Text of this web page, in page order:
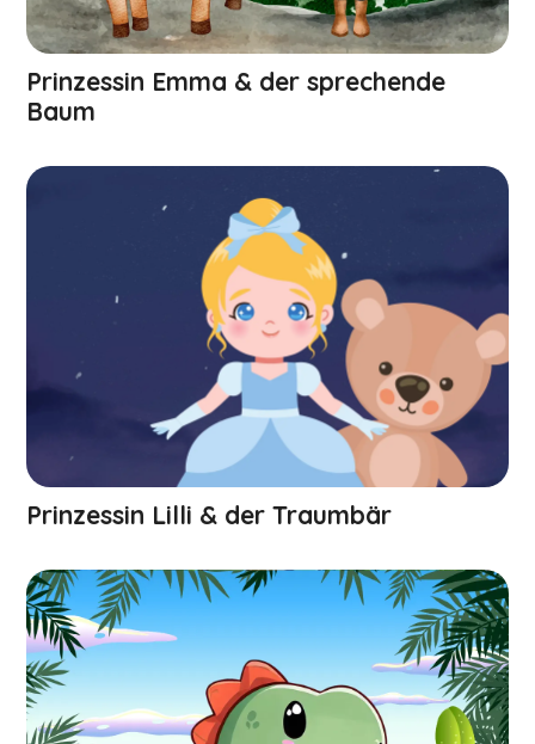
Prinzessin Emma & der sprechende
Baum
Prinzessin Lilli & der Traumbär